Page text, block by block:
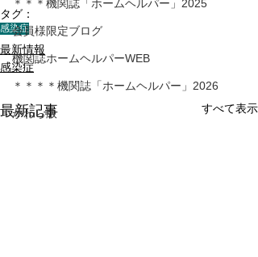
＊＊＊機関誌「ホームヘルパー」2025
会員様限定ブログ
機関誌ホームヘルパーWEB
＊＊＊＊機関誌「ホームヘルパー」2026
かわら版
タグ：
感染症
最新情報
感染症
最新記事 すべて表示